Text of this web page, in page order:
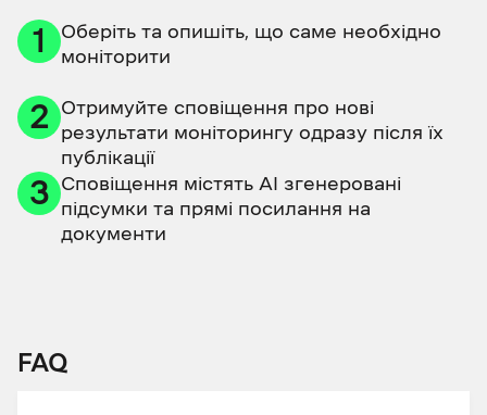
1
2
3
Оберіть та опишіть, що саме необхідно
моніторити
Отримуйте сповіщення про нові
результати моніторингу одразу після їх
публікації
Сповіщення містять АІ згенеровані
підсумки та прямі посилання на
документи
FAQ